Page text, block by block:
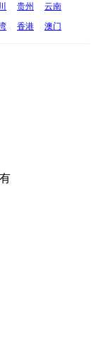
贵州
云南
香港 澳门